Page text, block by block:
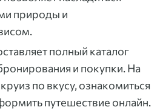
природы и
полный каталог
и покупки. На
по вкусу, ознакомиться
путешествие онлайн.